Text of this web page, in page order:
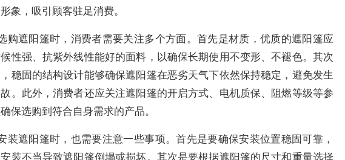
象，吸引顾客驻足消费。
购遮阳篷时，消费者需要关注多个方面。首先是材质，优质的遮阳篷应
性强、抗紫外线性能好的面料，以确保长期使用不变形、不褪色。其次
稳固的结构设计能够确保遮阳篷在恶劣天气下依然保持稳定，避免发生
。此外，消费者还应关注遮阳篷的开启方式、电机质保、阻燃等级等参
保选购到符合自身需求的产品。
装遮阳篷时，也需要注意一些事项。首先是要确保安装位置稳固可靠，
装不当导致遮阳篷倒塌或损坏。其次是要根据遮阳篷的尺寸和重量选择